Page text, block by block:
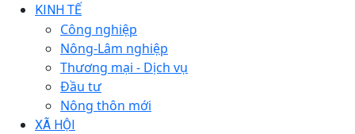
KINH TẾ
Công nghiệp
Nông-Lâm nghiệp
Thương mại - Dịch vụ
Đầu tư
Nông thôn mới
XÃ HỘI